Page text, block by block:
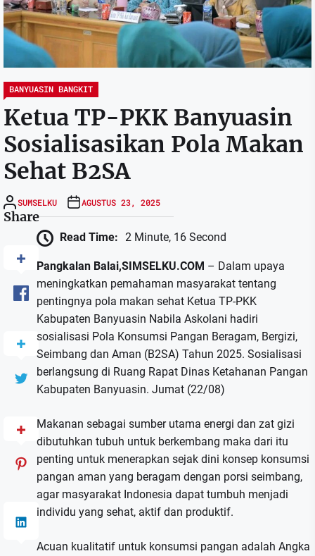
BANYUASIN BANGKIT
Ketua TP-PKK Banyuasin
Sosialisasikan Pola Makan
Sehat B2SA
SUMSELKU AGUSTUS 23, 2025
Share
Read Time: 2 Minute, 16 Second
Pangkalan Balai,SIMSELKU.COM – Dalam upaya
meningkatkan pemahaman masyarakat tentang
pentingnya pola makan sehat Ketua TP-PKK
Kabupaten Banyuasin Nabila Askolani hadiri
sosialisasi Pola Konsumsi Pangan Beragam, Bergizi,
Seimbang dan Aman (B2SA) Tahun 2025. Sosialisasi
berlangsung di Ruang Rapat Dinas Ketahanan Pangan
Kabupaten Banyuasin. Jumat (22/08)
Makanan sebagai sumber utama energi dan zat gizi
dibutuhkan tubuh untuk berkembang maka dari itu
penting untuk menerapkan sejak dini konsep konsumsi
pangan aman yang beragam dengan porsi seimbang,
agar masyarakat Indonesia dapat tumbuh menjadi
individu yang sehat, aktif dan produktif.
Acuan kualitatif untuk konsumsi pangan adalah Angka